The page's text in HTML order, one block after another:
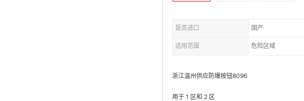
是否进口 国产
适用范围 危险区域
浙江温州供应防爆按钮8096
用于 1 区和 2 区